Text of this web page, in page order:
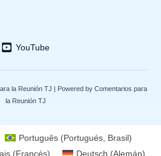
YouTube
la Reunión TJ | Powered by Comentarios para
la Reunión TJ
Português(Portugués, Brasil)
(Francés) Deutsch (Alemán)